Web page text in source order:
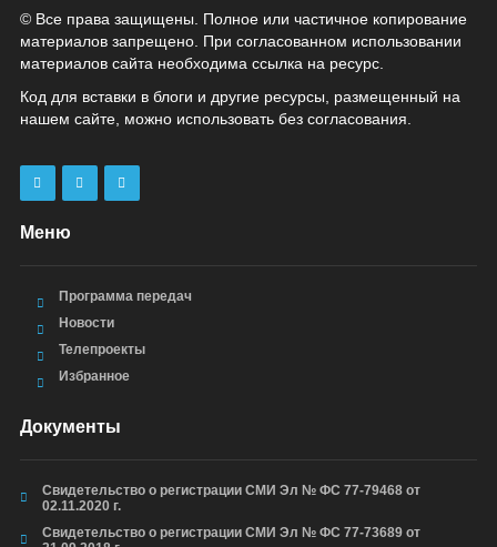
© Все права защищены. Полное или частичное копирование
материалов запрещено. При согласованном использовании
материалов сайта необходима ссылка на ресурс.
Код для вставки в блоги и другие ресурсы, размещенный на
нашем сайте, можно использовать без согласования.
Меню
Программа передач
Новости
Телепроекты
Избранное
Документы
Свидетельство о регистрации СМИ Эл № ФС 77-79468 от
02.11.2020 г.
Свидетельство о регистрации СМИ Эл № ФС 77-73689 от